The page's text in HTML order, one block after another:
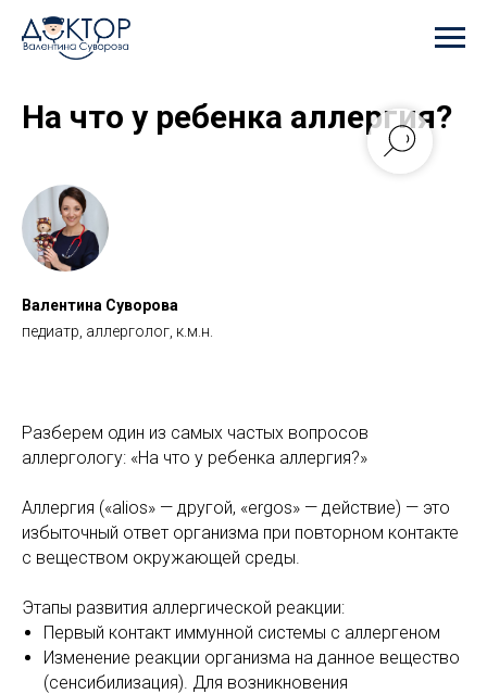
На что у ребенка аллергия?
Валентина Суворова
педиатр, аллерголог, к.м.н.
Разберем один из самых частых вопросов
аллергологу: «На что у ребенка аллергия?»
Аллергия («alios» — другой, «ergos» — действие) — это
избыточный ответ организма при повторном контакте
с веществом окружающей среды.
Этапы развития аллергической реакции:
Первый контакт иммунной системы с аллергеном
Изменение реакции организма на данное вещество
(сенсибилизация). Для возникновения